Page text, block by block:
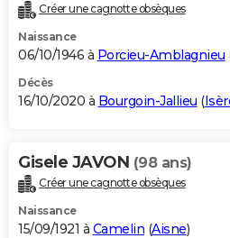
Créer une cagnotte obsèques
Naissance
06/10/1946 à Porcieu-Amblagnieu
Décès
16/10/2020 à Bourgoin-Jallieu (
Gisele JAVON (98 ans)
Créer une cagnotte obsèques
Naissance
15/09/1921 à Camelin (Aisne)